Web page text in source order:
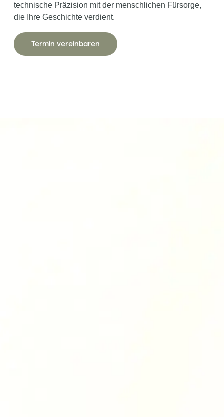
technische Präzision mit der menschlichen Fürsorge,
die Ihre Geschichte verdient.
Termin vereinbaren